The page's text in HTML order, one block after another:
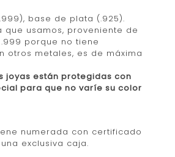
base de plata (.925).
que usamos, proveniente de
porque no tiene
otros metales, es de máxima
joyas están protegidas con
para que no varíe su color
numerada con certificado
exclusiva caja.